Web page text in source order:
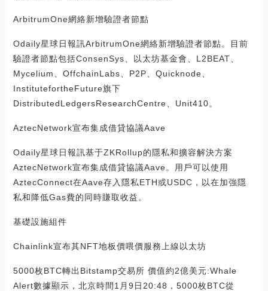
ArbitrumOne網絡新增驗證者節點
Odaily星球日報訊ArbitrumOne網絡新增驗證者節點。目前
驗證者節點包括ConsenSys、以太坊基金會、L2BEAT、
Mycelium、OffchainLabs、P2P、Quicknode、
InstitutefortheFuture旗下
DistributedLedgersResearchCentre、Unit410。
AztecNetwork宣布集成借貸協議Aave
Odaily星球日報訊基于ZKRollup的隱私和擴容解決方案
AztecNetwork宣布集成借貸協議Aave。用戶可以使用
AztecConnect在Aave存入隱私ETH或USDC，以在加強隱
私和降低Gas費的同時賺取收益。
基礎設施組件
Chainlink宣布其NFT地板價喂價服務上線以太坊
5000枚BTC轉出Bitstamp交易所 價值約2億美元:Whale
Alert數據顯示，北京時間1月9日20:48，5000枚BTC從